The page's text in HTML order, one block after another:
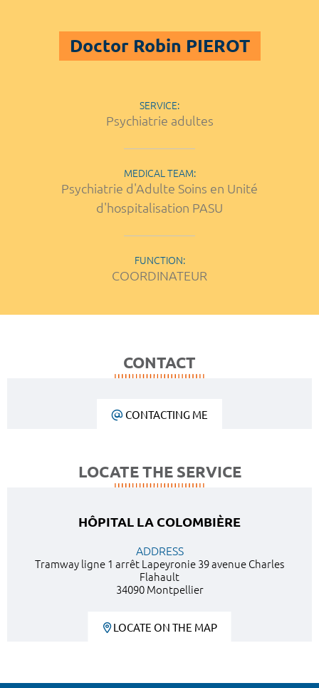
Doctor Robin PIEROT
SERVICE:
Psychiatrie adultes
MEDICAL TEAM:
Psychiatrie d'Adulte Soins en Unité
d'hospitalisation PASU
FUNCTION:
COORDINATEUR
CONTACT
CONTACTING ME
LOCATE THE SERVICE
HÔPITAL LA COLOMBIÈRE
ADDRESS
Tramway ligne 1 arrêt Lapeyronie 39 avenue Charles
Flahault
34090 Montpellier
LOCATE ON THE MAP